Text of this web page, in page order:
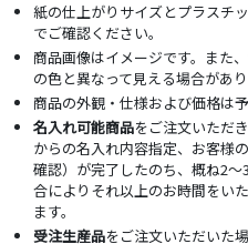
紙の仕上がりサイズとプラスチ
でご確認ください。
商品画像はイメージです。また
の色と異なって見える場合があり
商品の外観・仕様および価格は
名入れ可能商品をご注文いただ
からの名入れ内容指定、お客様
確認）が完了したのち、概ね2
合によりそれ以上のお時間をい
ます。
受注生産品をご注文いただいた